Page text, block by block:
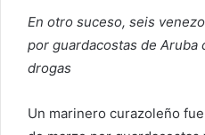
En otro suceso, seis
por guardacostas de Aruba
drogas
Un marinero curazoleño